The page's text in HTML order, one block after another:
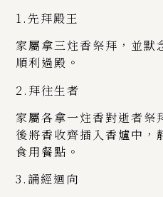
1.先拜殿王
家屬拿三炷香祭拜，並默
順利過殿。
2.拜往生者
家屬各拿一炷香對逝者祭
後將香收齊插入香爐中
食用餐點。
3.誦經迴向